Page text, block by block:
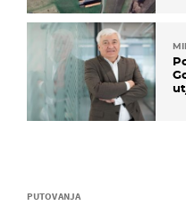
PUTOVANJA